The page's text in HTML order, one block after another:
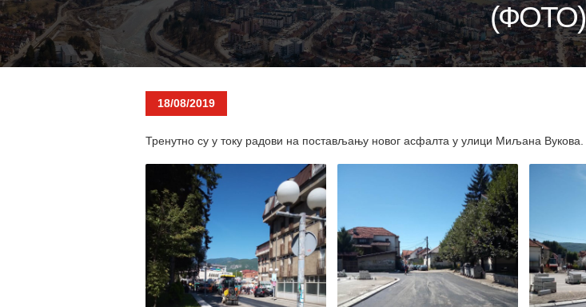
(ФОТО)
18/08/2019
Тренутно су у току радови на постављању новог асфалта у улици Миљана Вукова.